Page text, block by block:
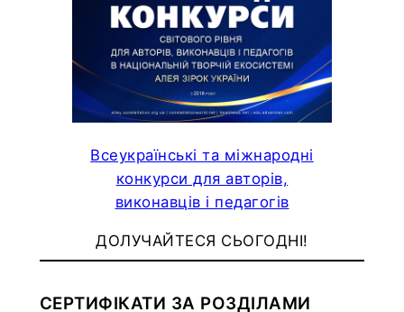
Всеукраїнські та міжнародні
конкурси для авторів,
виконавців і педагогів
ДОЛУЧАЙТЕСЯ СЬОГОДНІ!
СЕРТИФІКАТИ ЗА РОЗДІЛАМИ